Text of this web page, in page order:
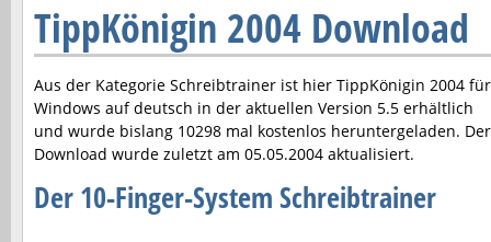
TippKönigin 2004 Download
Aus der Kategorie Schreibtrainer ist hier TippKönigin 2004 für
Windows auf deutsch in der aktuellen Version 5.5 erhältlich
und wurde bislang 10298 mal kostenlos heruntergeladen. Der
Download wurde zuletzt am 05.05.2004 aktualisiert.
Der 10-Finger-System Schreibtrainer